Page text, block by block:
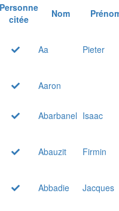
Personne
citée
Nom
Aa Pieter
Aaron
Abarbanel Isaac
Abauzit
Firmin
Abbadie
Jacques